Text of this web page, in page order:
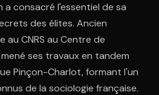
a consacré l'essentiel de sa
des élites. Ancien
CNRS au Centre de
ses travaux en tandem
Pinçon-Charlot, formant l'un
de la sociologie française.